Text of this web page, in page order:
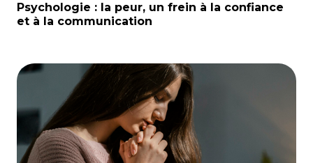
Psychologie : la peur, un frein à la confiance
et à la communication